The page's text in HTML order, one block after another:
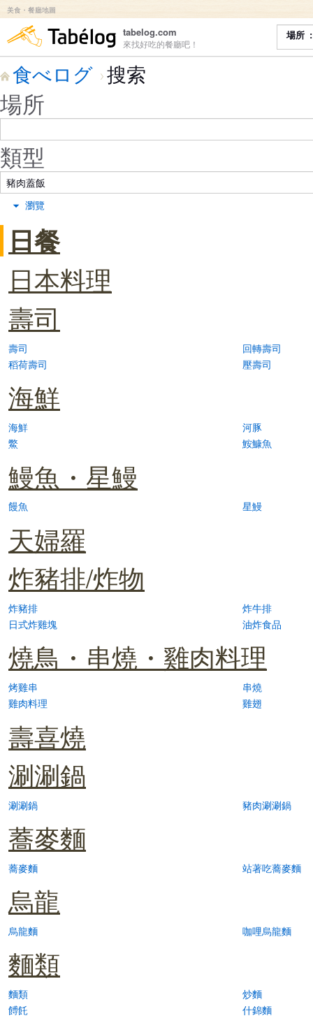
美食・餐廳地圖
食べログ
tabelog.com
來找好吃的餐廳吧！
場所
食べログ 搜索
場所
類型
瀏覽
日餐
日本料理
壽司
壽司
回轉壽司
稻荷壽司
壓壽司
海鮮
海鮮
河豚
鱉
鮟鱇魚
鰻魚・星鰻
饅魚 星鰻
天婦羅
炸豬排/炸物
炸豬排
炸牛排
日式炸雞塊
油炸食品
燒鳥・串燒・雞肉料理
烤雞串
串燒
雞肉料理
雞翅
壽喜燒
涮涮鍋
涮涮鍋 豬肉涮涮鍋
蕎麥麵
蕎麥麵 站著吃蕎麥麵
烏龍
烏龍麵 咖哩烏龍麵
麵類
麵類
炒麵
餺飥
什錦麵